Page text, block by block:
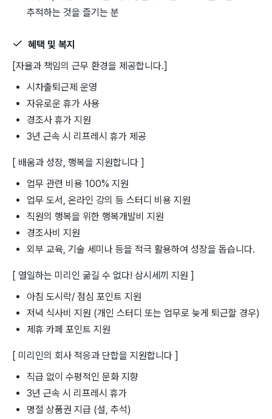
추적하는 것을 즐기는 분
혜택 및 복지
[자율과 책임의 근무 환경을 제공합니다.]
시차출퇴근제 운영
자유로운 휴가 사용
경조사 휴가 지원
3년 근속 시 리프레시 휴가 제공
[ 배움과 성장, 행복을 지원합니다 ]
업무 관련 비용 100% 지원
업무 도서, 온라인 강의 등 스터디 비용 지원
직원의 행복을 위한 행복개발비 지원
경조사비 지원
외부 교육, 기술 세미나 등을 적극 활용하여 성장을 돕습니다.
[ 열일하는 미리인 굶길 수 없다! 삼시세끼 지원 ]
아침 도시락/ 점심 포인트 지원
저녁 식사비 지원 (개인 스터디 또는 업무로 늦게 퇴근할 경우)
제휴 카페 포인트 지원
[ 미리인의 회사 적응과 단합을 지원합니다 ]
직급 없이 수평적인 문화 지향
3년 근속 시 리프레시 휴가
명절 상품권 지급 (설, 추석)